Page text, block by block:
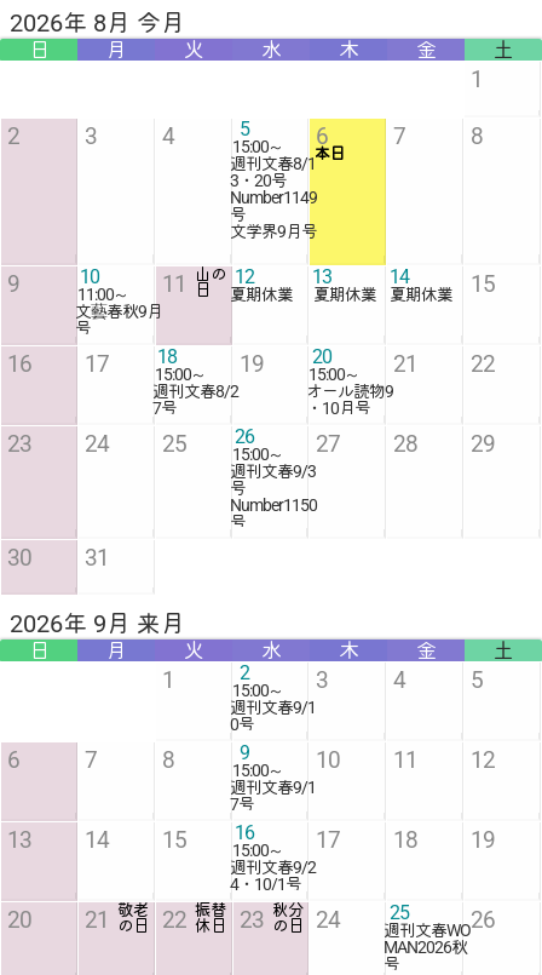
1 2
15:00～
週刊文春9/1
0号
3 4 5
6 7 8 9
15:00～
週刊文春9/1
7号
10 11 12
13 14 15 16
15:00～
週刊文春9/2
4・10/1号
17 18 19
20 21
敬老
の日
22 振替
休日
23 秋分
の日
24 25
週刊文春WO
MAN2026秋
号
26
2026年 9月 来月
日 月 火 水 木 金 土
1
2 3 4 5
15:00～
週刊文春8/1
3・20号
Number1149
号
文学界9月号
6
本日
7 8
9 10
11:00～
文藝春秋9月
号
11
山の
日
12
夏期休業
13
夏期休業
14
夏期休業 15
16 17 18
15:00～
週刊文春8/2
7号
19 20
15:00～
オール読物9
・10月号
21 22
23 24 25 26
15:00～
週刊文春9/3
号
Number1150
号
27 28 29
30 31
2026年 8月 今月
日 月 火 水 木 金 土